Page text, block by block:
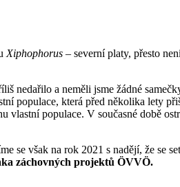
Xiphophorus – severní platy, přesto
nedařilo a neměli jsme žádné
populace, která před několika lety
populace. V současné době
se však na rok 2021 s nadějí, že se
záchovných projektů ÖVVÖ.